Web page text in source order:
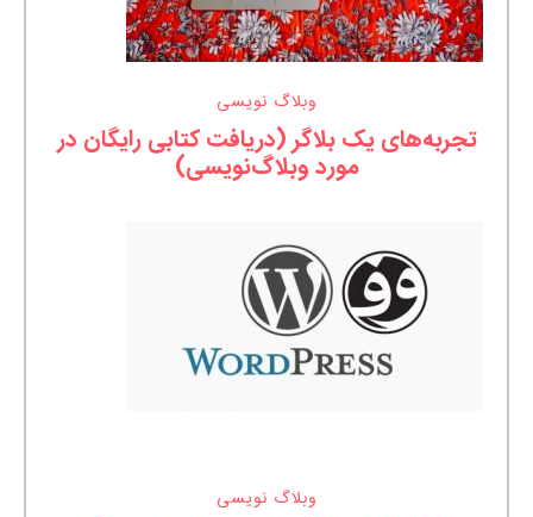
وبلاگ نویسی
تجربه‌های یک بلاگر (دریافت کتابی رایگان در
مورد وبلاگ‌نویسی)
وبلاگ نویسی